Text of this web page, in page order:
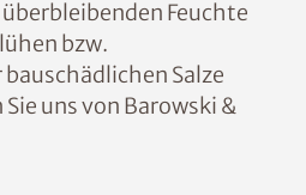
Feuchte
bzw.
Salze
uns von Barowski &